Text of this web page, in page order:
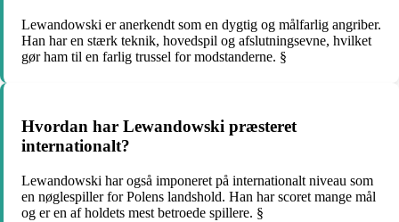
Lewandowski er anerkendt som en dygtig og målfarlig angriber.
Han har en stærk teknik, hovedspil og afslutningsevne, hvilket
gør ham til en farlig trussel for modstanderne. §
Hvordan har Lewandowski præsteret
internationalt?
Lewandowski har også imponeret på internationalt niveau som
en nøglespiller for Polens landshold. Han har scoret mange mål
og er en af holdets mest betroede spillere. §